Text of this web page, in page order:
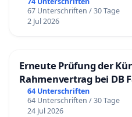
67 Unterschriften / 30 Tage
2 Jul 2026
Erneute Prüfung der
Rahmenvertrag bei DB
64 Unterschriften
64 Unterschriften / 30 Tage
24 Jul 2026